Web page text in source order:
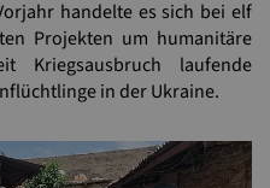
handelte es sich bei elf
Projekten um humanitäre
laufende
in der Ukraine.